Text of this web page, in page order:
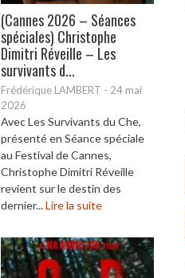
(Cannes 2026 – Séances
spéciales) Christophe
Dimitri Réveille – Les
survivants d...
Frédérique LAMBERT - 24 mai
2026
Avec Les Survivants du Che,
présenté en Séance spéciale
au Festival de Cannes,
Christophe Dimitri Réveille
revient sur le destin des
dernier...Lire la suite